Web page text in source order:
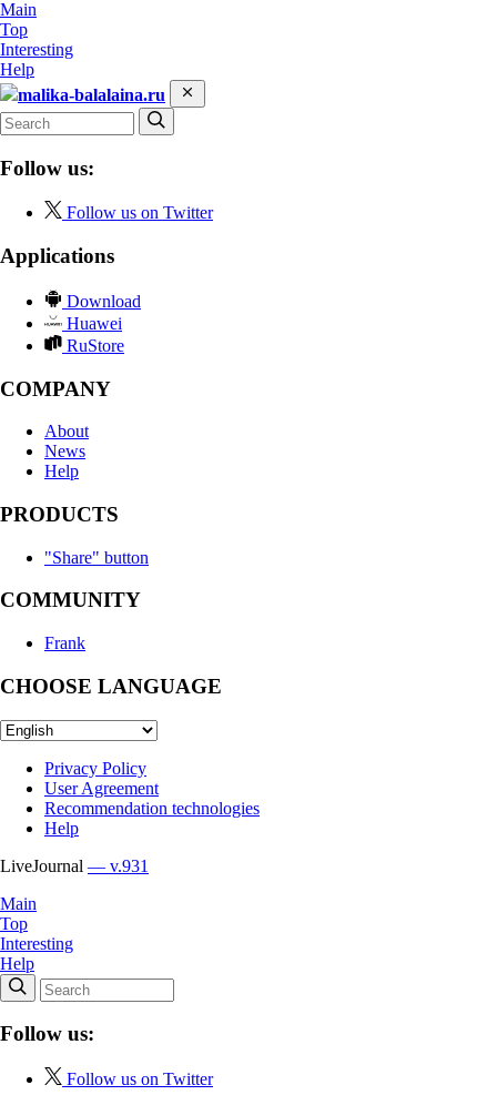
Main
Top
Interesting
Help
malika-balalaina.ru
Follow us:
Follow us on Twitter
Applications
Download
Huawei
RuStore
COMPANY
About
News
Help
PRODUCTS
"Share" button
COMMUNITY
Frank
CHOOSE LANGUAGE
Privacy Policy
User Agreement
Recommendation technologies
Help
LiveJournal — v.931
Main
Top
Interesting
Help
Follow us:
Follow us on Twitter